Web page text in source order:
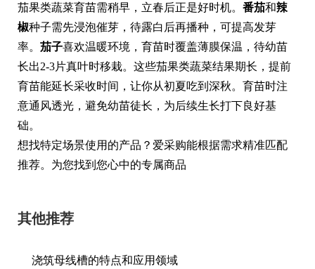
茄果类蔬菜育苗需稍早，立春后正是好时机。 番茄和辣
椒种子需先浸泡催芽，待露白后再播种，可提高发芽
率。 茄子喜欢温暖环境，育苗时覆盖薄膜保温，待幼苗
长出2-3片真叶时移栽。这些茄果类蔬菜结果期长，提前
育苗能延长采收时间，让你从初夏吃到深秋。育苗时注
意通风透光，避免幼苗徒长，为后续生长打下良好基
础。
想找特定场景使用的产品？爱采购能根据需求精准匹配
推荐。为您找到您心中的专属商品
其他推荐
浇筑母线槽的特点和应用领域